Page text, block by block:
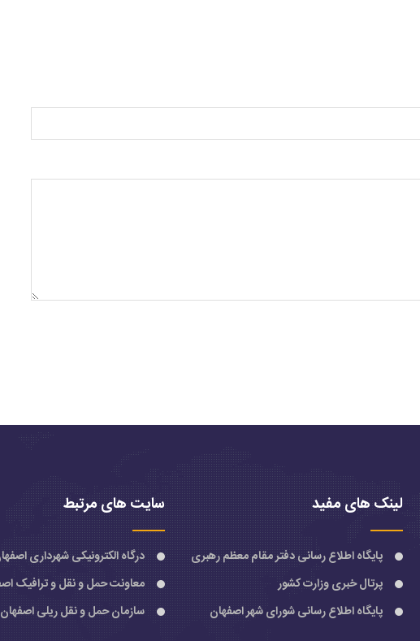
لینک های مفید
پایگاه اطلاع رسانی دفتر مقام معظم رهبری
پرتال خبری وزارت کشور
پایگاه اطلاع رسانی شورای شهر اصفهان
سایت های مرتبط
درگاه الکترونیکی شهرداری
معاونت حمل و نقل و ترافیک
سازمان حمل و نقل ریلی اصفهان